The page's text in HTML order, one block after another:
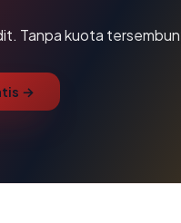
Tanpa kuota
→